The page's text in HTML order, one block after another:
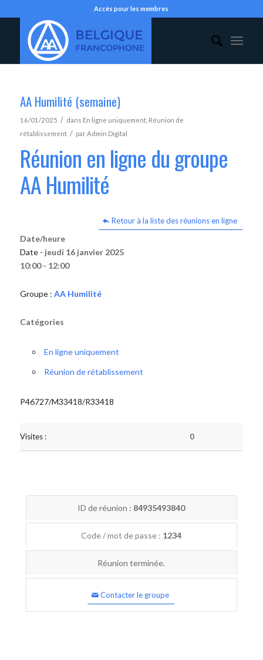
Accès pour les membres
AA Humilité (semaine)
16/01/2025 / dans En ligne uniquement, Réunion de
rétablissement / parAdmin Digital
Réunion en ligne du groupe
AA Humilité
Retour à la liste des réunions en ligne
Date/heure
Date - jeudi 16 janvier 2025
10:00 - 12:00
Groupe : AA Humilité
Catégories
En ligne uniquement
Réunion de rétablissement
P46727/M33418/R33418
Visites : 0
ID de réunion : 84935493840
Code / mot de passe : 1234
Réunion terminée.
Contacter le groupe